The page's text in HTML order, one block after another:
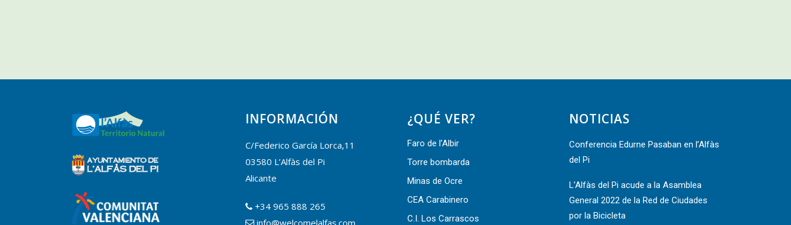
INFORMACIÓN
C/Federico García Lorca,11
03580 L’Alfàs del Pi
Alicante
+34 965 888 265
info@welcomelalfas.com
¿QUÉ VER?
Faro de l’Albir
Torre bombarda
Minas de Ocre
CEA Carabinero
C.I. Los Carrascos
NOTICIAS
Conferencia Edurne Pasaban en l’Alfàs
del Pi
L’Alfàs del Pi acude a la Asamblea
General 2022 de la Red de Ciudades
por la Bicicleta